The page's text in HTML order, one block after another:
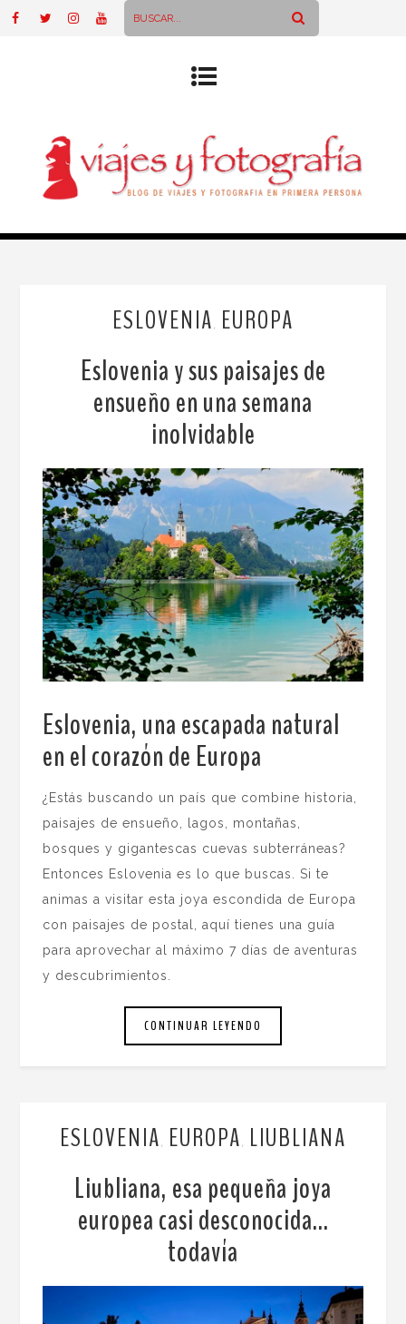
ESLOVENIA EUROPA
Eslovenia y sus paisajes de
ensueño en una semana
inolvidable
Eslovenia, una escapada natural
en el corazón de Europa
¿Estás buscando un país que combine historia,
paisajes de ensueño, lagos, montañas,
bosques y gigantescas cuevas subterráneas?
Entonces Eslovenia es lo que buscas. Si te
animas a visitar esta joya escondida de Europa
con paisajes de postal, aquí tienes una guía
para aprovechar al máximo 7 días de aventuras
y descubrimientos.
CONTINUAR LEYENDO
ESLOVENIA EUROPA LIUBLIANA
Liubliana, esa pequeña joya
europea casi desconocida…
todavía